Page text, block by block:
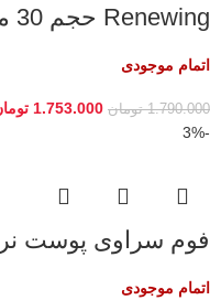
Renewing حجم 30 میل اصلی
اتمام موجودی
1.790.000 تومان 1.753.000
-3%
فوم سراوی پوست نرمال تا
اتمام موجودی